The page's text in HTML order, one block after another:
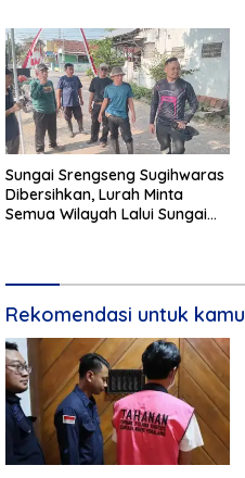
Sungai Srengseng Sugihwaras
Dibersihkan, Lurah Minta
Semua Wilayah Lalui Sungai
Rekomendasi untuk kamu